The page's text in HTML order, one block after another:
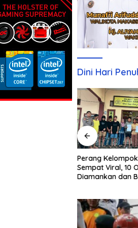
Dini Hari
Perang
Sempat Viral, 10
Diamankan dan